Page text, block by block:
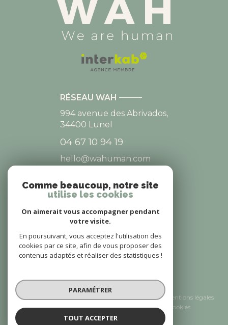
RÉSEAU WAH
994 avenue des Abrivados,
34400 Lunel
04 67 10 94 19
hello@wahuman.com
NOS RÉSEAUX
NOUS SUIVRE
Nos honoraires
Nos partenaires
Mentions légales
Admin
Politique RGPD Cookies
Comme beaucoup, notre site
utilise les cookies
On aimerait vous accompagner pendant
votre visite.
En poursuivant, vous acceptez l'utilisation des
cookies par ce site, afin de vous proposer des
contenus adaptés et réaliser des statistiques !
PARAMÉTRER
TOUT ACCEPTER